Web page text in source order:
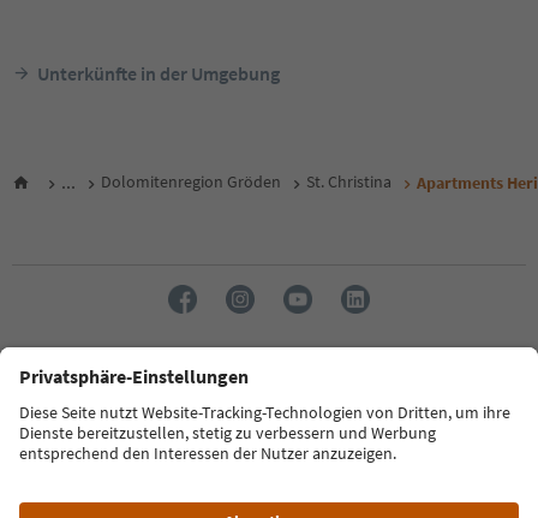
Unterkünfte in der Umgebung
... Dolomitenregion Gröden St. Christina Apartments
Sprache: Deutsch
FAQ Kontakt Presse MICE Datenschutzerklärung
Zugänglichkeitserklärung